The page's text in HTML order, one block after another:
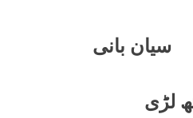
سيان بانی
لڑی